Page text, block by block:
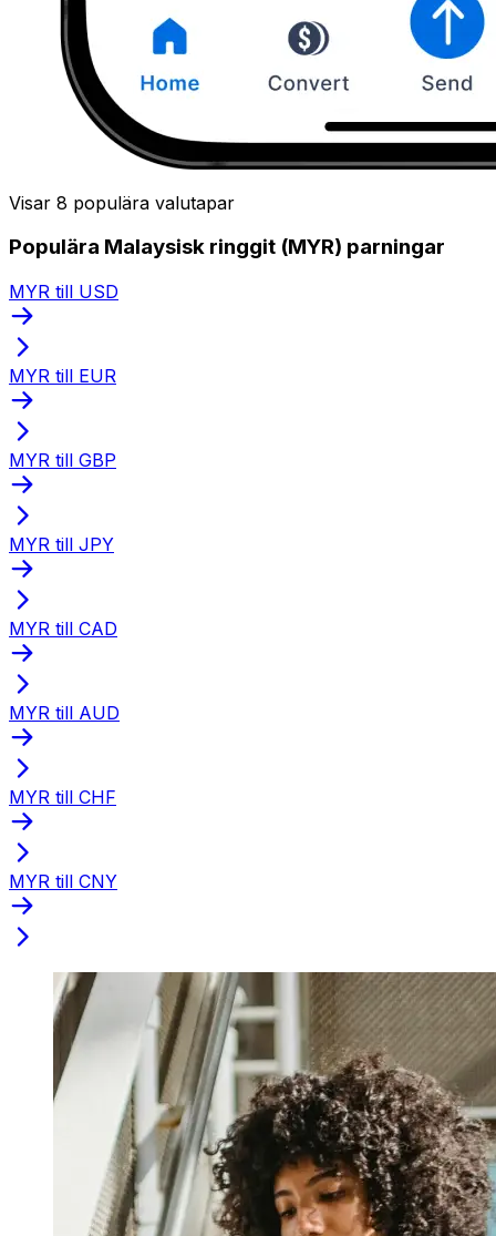
Visar 8 populära valutapar
Populära Malaysisk ringgit (MYR) parningar
MYR till USD
MYR till EUR
MYR till GBP
MYR till JPY
MYR till CAD
MYR till AUD
MYR till CHF
MYR till CNY